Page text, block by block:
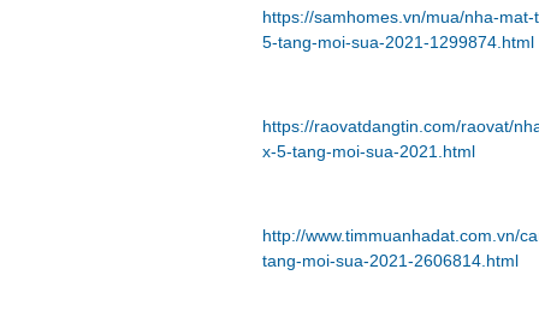
https://samhomes.vn/mua/nha-
5-tang-moi-sua-2021-1299874.html
https://raovatdangtin.com/raovat/
x-5-tang-moi-sua-2021.html
http://www.timmuanhadat.com.vn/
tang-moi-sua-2021-2606814.html